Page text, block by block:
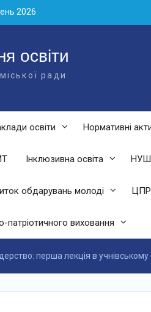
2026
2026
на 01.08.2026
освіти
ради
освіти Нормативні
Інклюзивна освіта НУШ
обдарувань молоді
патріотичного виховання
перша лекція в учнівському